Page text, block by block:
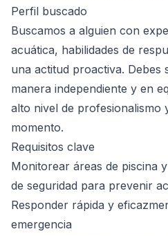
Perfil buscado
Buscamos a alguien con
acuática, habilidades de
una actitud proactiva. Debes
manera independiente y en
alto nivel de profesionalismo
momento.
Requisitos clave
Monitorear áreas de piscina
de seguridad para prevenir
Responder rápida y
emergencia